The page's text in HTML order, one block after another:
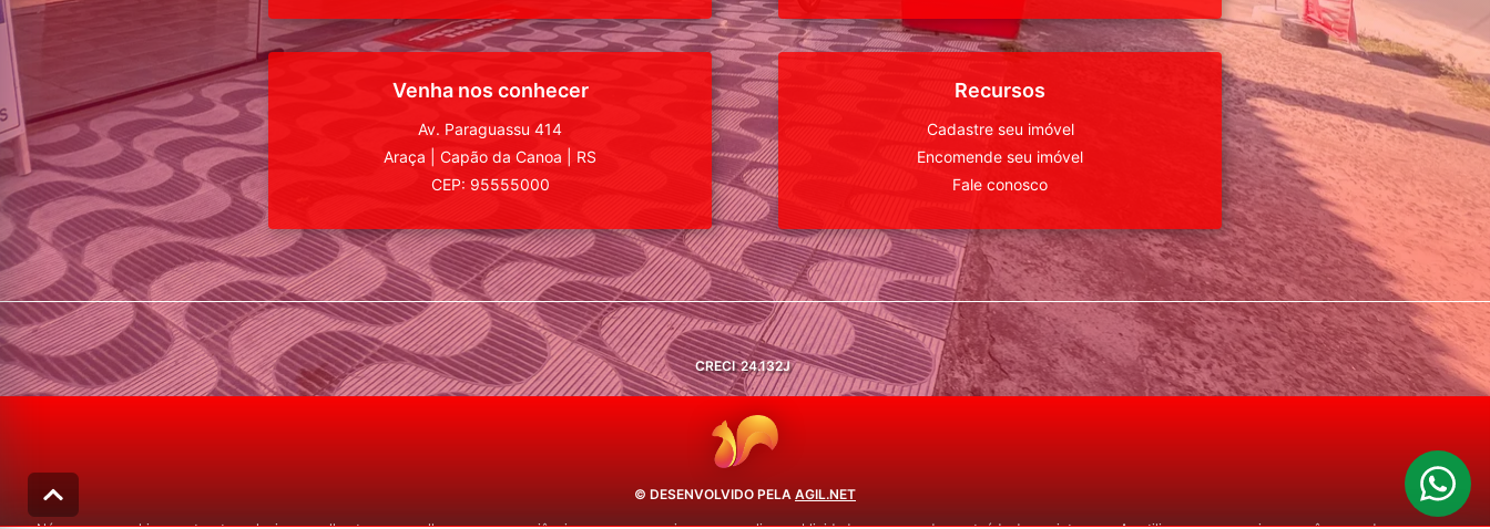
Venha nos conhecer
Av. Paraguassu 414
Araça
Capão da Canoa
RS
CEP: 95555000
Recursos
Cadastre seu imóvel
Encomende seu imóvel
Fale conosco
CRECI 24.132J
© DESENVOLVIDO PELA AGIL.NET